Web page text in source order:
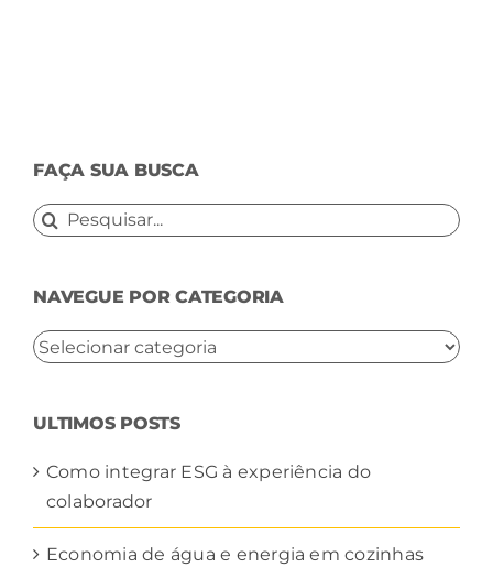
FAÇA SUA BUSCA
Buscar
NAVEGUE POR CATEGORIA
NAVEGUE
ULTIMOS POSTS
Como integrar ESG à experiência do
colaborador
Economia de água e energia em cozinhas